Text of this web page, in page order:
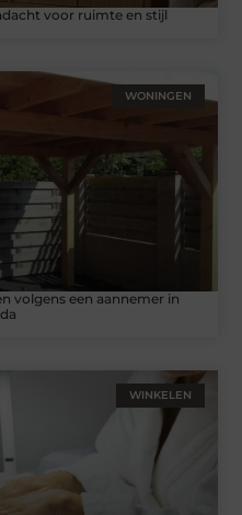
voor ruimte en stijl
WONINGEN
volgens een aannemer in
WINKELEN